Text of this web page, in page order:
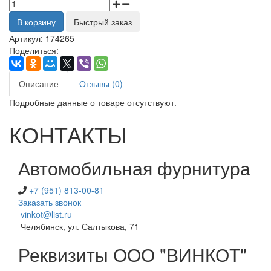
В корзину
Быстрый заказ
Артикул: 174265
Поделиться:
Описание
Отзывы (0)
Подробные данные о товаре отсутствуют.
КОНТАКТЫ
Автомобильная фурнитура
+7 (951) 813-00-81
Заказать звонок
vinkot@list.ru
Челябинск, ул. Салтыкова, 71
Реквизиты ООО "ВИНКОТ"